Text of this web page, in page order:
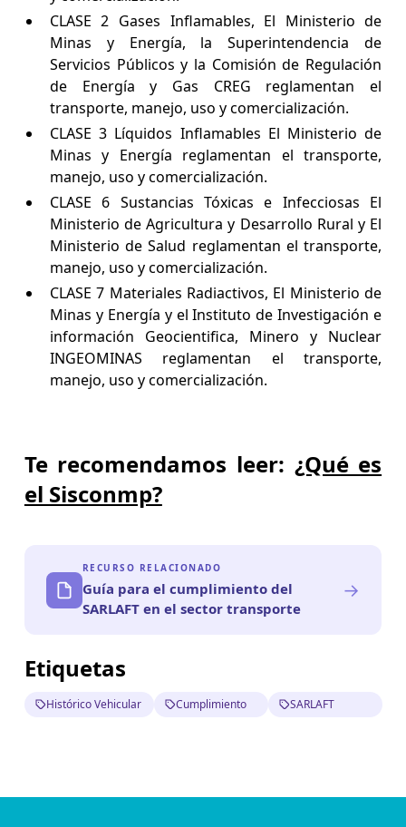
CLASE 2 Gases Inflamables, El Ministerio de
Minas y Energía, la Superintendencia de
Servicios Públicos y la Comisión de Regulación
de Energía y Gas CREG reglamentan el
transporte, manejo, uso y comercialización.
CLASE 3 Líquidos Inflamables El Ministerio de
Minas y Energía reglamentan el transporte,
manejo, uso y comercialización.
CLASE 6 Sustancias Tóxicas e Infecciosas El
Ministerio de Agricultura y Desarrollo Rural y El
Ministerio de Salud reglamentan el transporte,
manejo, uso y comercialización.
CLASE 7 Materiales Radiactivos, El Ministerio de
Minas y Energía y el Instituto de Investigación e
información Geocientifica, Minero y Nuclear
INGEOMINAS reglamentan el transporte,
manejo, uso y comercialización.
Te recomendamos leer: ¿Qué es
el Sisconmp?
RECURSO RELACIONADO
Guía para el cumplimiento del
SARLAFT en el sector transporte
→
Etiquetas
Histórico Vehicular Cumplimiento SARLAFT